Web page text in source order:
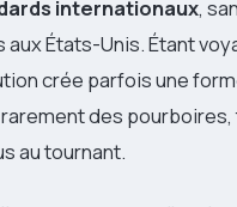
internationaux,
États-Unis. Étant
crée parfois une
des
au tournant.